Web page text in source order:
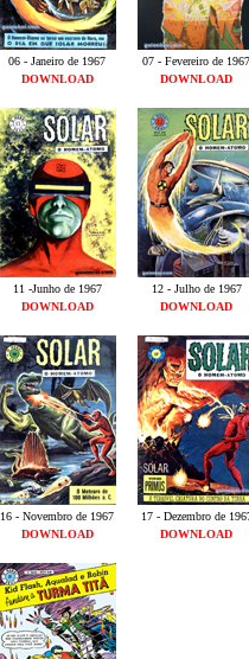
06 - Janeiro de 1967
07 - Fevereiro de 1967
DOWNLOAD
DOWNLOAD
11 -Junho de 1967
12 - Julho de 1967
DOWNLOAD
DOWNLOAD
16 - Novembro de 1967
17 - Dezembro de
DOWNLOAD
DOWNLOAD